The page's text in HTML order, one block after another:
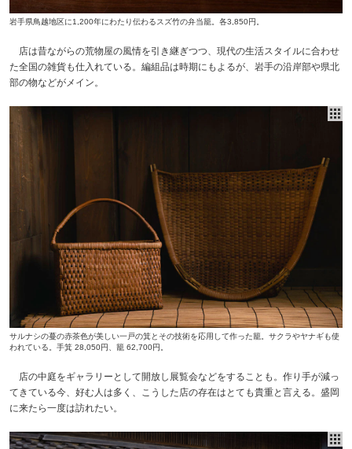
岩手県鳥越地区に1,200年にわたり伝わるスズ竹の弁当籠。各3,850円。
店は昔ながらの荒物屋の風情を引き継ぎつつ、現代の生活スタイルに合わせ
た全国の雑貨も仕入れている。編組品は時期にもよるが、岩手の沿岸部や県北
部の物などがメイン。
サルナシの蔓の赤茶色が美しい一戸の箕とその技術を応用して作った籠。サクラやヤナギも使
われている。手箕 28,050円、籠 62,700円。
店の中庭をギャラリーとして開放し展覧会などをすることも。作り手が減っ
てきている今、好む人は多く、こうした店の存在はとても貴重と言える。盛岡
に来たら一度は訪れたい。